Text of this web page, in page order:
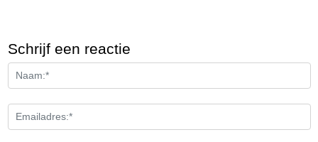
Schrijf een reactie